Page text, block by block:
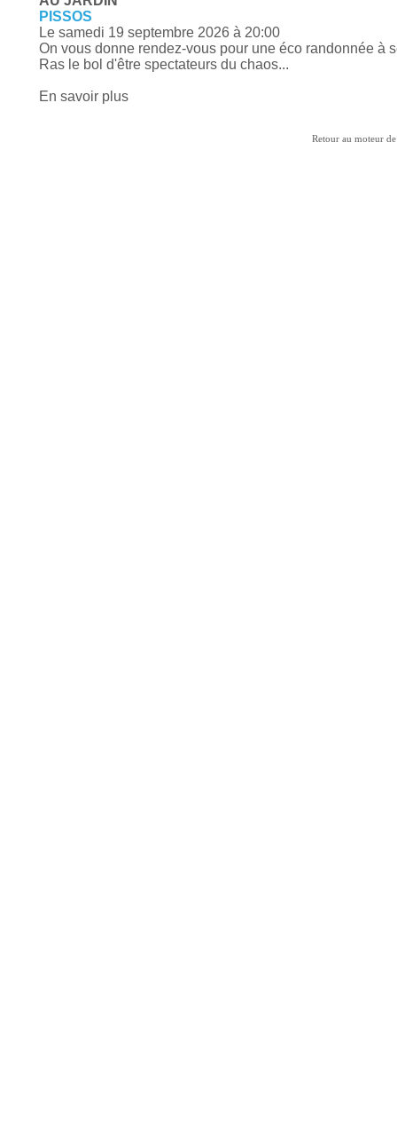
PISSOS
Le samedi 19 septembre 2026 à 20:00
On vous donne rendez-vous pour une éco randonnée à
Ras le bol d'être spectateurs du chaos...
En savoir plus
Retour au moteur